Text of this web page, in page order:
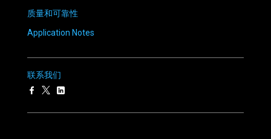
质量和可靠性
Application Notes
联系我们